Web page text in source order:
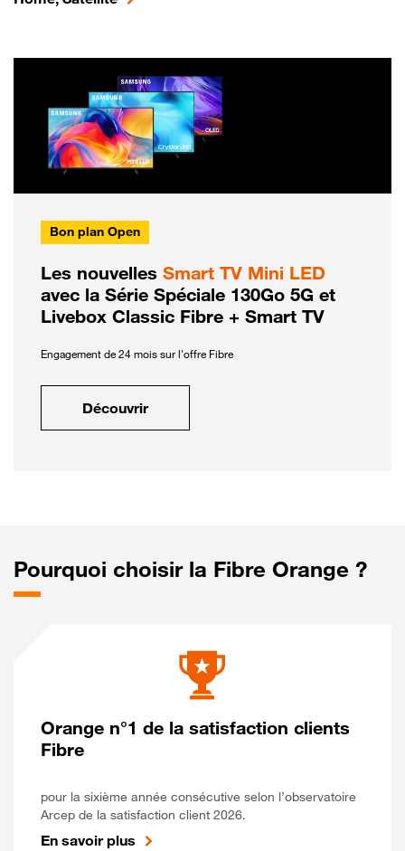
Bon plan Open
Les nouvelles Smart TV Mini LED
avec la Série Spéciale 130Go 5G et
Livebox Classic Fibre + Smart TV
Engagement de 24 mois sur l'offre Fibre
Découvrir
Pourquoi choisir la Fibre Orange ?
Orange n°1 de la satisfaction clients
Fibre
pour la sixième année consécutive selon l’observatoire
Arcep de la satisfaction client 2026.
En savoir plus